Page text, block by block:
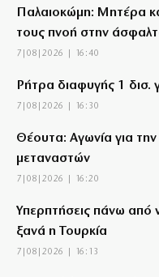
Παλαιοκώμη: Μητέρα
τους πνοή στην
7|08|2026 | 16:40
Ρήτρα διαφυγής 1 δισ.
7|08|2026 | 16:30
Θέουτα: Αγωνία για
μεταναστών
7|08|2026 | 16:20
Υπερπτήσεις πάνω από
ξανά η Τουρκία
7|08|2026 | 16:13